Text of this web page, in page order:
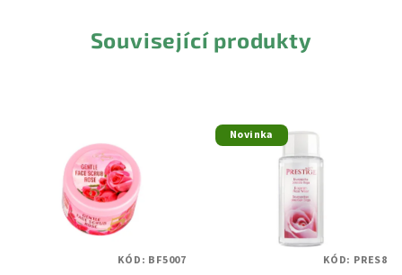
Související produkty
KÓD: BF5007
Novinka
KÓD: PRES8